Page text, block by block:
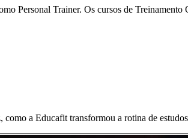
Personal Trainer. Os cursos de
a Educafit transformou a rotina de